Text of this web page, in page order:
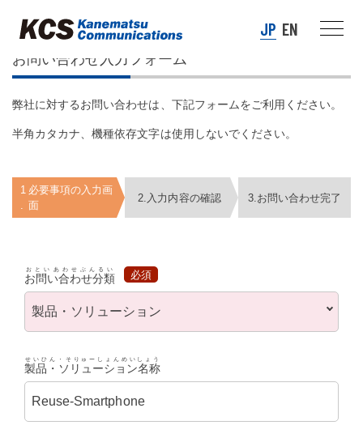
JP EN
お問い合わせ入力フォーム
弊社に対するお問い合わせは、下記フォームをご利用ください。
半角カタカナ、機種依存文字は使用しないでください。
1
.
必要事項の入力画
面
2. 入力内容の確認 3. お問い合わせ完了
お問い合わせ分類
おといあわせぶんるい 必須
製品・ソリューション名称
せいひん・そりゅーしょんめいしょう